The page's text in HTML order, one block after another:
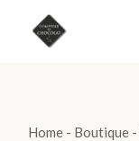
content
Home Boutique